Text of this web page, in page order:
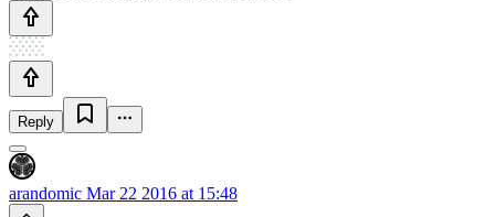
Reply
arandomic Mar 22 2016 at 15:48